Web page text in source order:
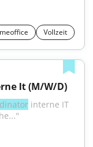
Vollzeit
It (M/W/D)
interne IT